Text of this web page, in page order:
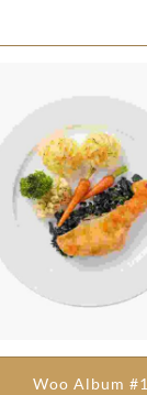
Woo Album #1